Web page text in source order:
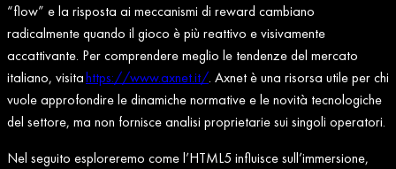
“flow” e la risposta ai meccanismi di reward cambiano
radicalmente quando il gioco è più reattivo e visivamente
accattivante. Per comprendere meglio le tendenze del mercato
italiano, visitahttps://www.axnet.it/. Axnet è una risorsa utile per chi
vuole approfondire le dinamiche normative e le novità tecnologiche
del settore, ma non fornisce analisi proprietarie sui singoli operatori.
Nel seguito esploreremo come l’HTML5 influisce sull’immersione,